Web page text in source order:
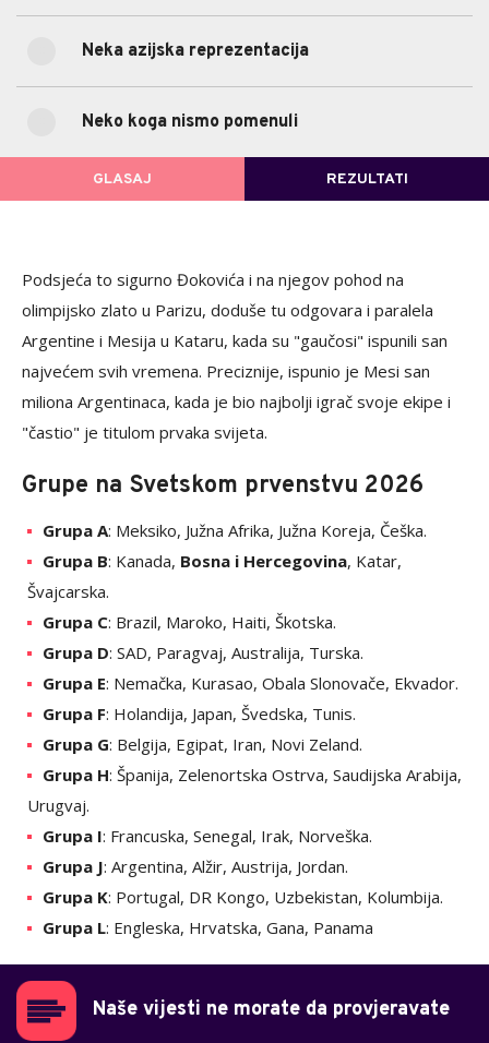
Neka azijska reprezentacija
Neko koga nismo pomenuli
Neka azijska reprezentacija
Neko koga nismo pomenuli
GLASAJ REZULTATI
Podsjeća to sigurno Đokovića i na njegov pohod na
olimpijsko zlato u Parizu, doduše tu odgovara i paralela
Argentine i Mesija u Kataru, kada su "gaučosi" ispunili san
najvećem svih vremena. Preciznije, ispunio je Mesi san
miliona Argentinaca, kada je bio najbolji igrač svoje ekipe i
"častio" je titulom prvaka svijeta.
Grupe na Svetskom prvenstvu 2026
Grupa A: Meksiko, Južna Afrika, Južna Koreja, Češka.
Grupa B: Kanada, Bosna i Hercegovina, Katar,
Švajcarska.
Grupa C: Brazil, Maroko, Haiti, Škotska.
Grupa D: SAD, Paragvaj, Australija, Turska.
Grupa E: Nemačka, Kurasao, Obala Slonovače, Ekvador.
Grupa F: Holandija, Japan, Švedska, Tunis.
Grupa G: Belgija, Egipat, Iran, Novi Zeland.
Grupa H: Španija, Zelenortska Ostrva, Saudijska Arabija,
Urugvaj.
Grupa I: Francuska, Senegal, Irak, Norveška.
Grupa J: Argentina, Alžir, Austrija, Jordan.
Grupa K: Portugal, DR Kongo, Uzbekistan, Kolumbija.
Grupa L: Engleska, Hrvatska, Gana, Panama
Naše vijesti ne morate da provjeravate